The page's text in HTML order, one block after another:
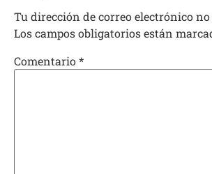
Tu dirección de correo electrónico
Los campos obligatorios están
Comentario*